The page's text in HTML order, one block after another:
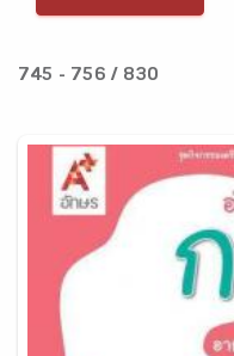
745 - 756 / 830